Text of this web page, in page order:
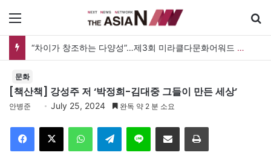
“차이가 창조하는 다양성”…제3회 미라클다문화어워드 시상식
문화
[책산책] 강성주 저 ‘박정희-김대중 그들이 만든 세상’
안병준 July 25, 2024 완독 약 2 분 소요
Telegram 이메일